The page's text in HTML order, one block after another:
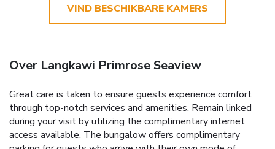
VIND BESCHIKBARE KAMERS
Over Langkawi Primrose Seaview
Great care is taken to ensure guests experience comfort
through top-notch services and amenities. Remain linked
during your visit by utilizing the complimentary internet
access available. The bungalow offers complimentary